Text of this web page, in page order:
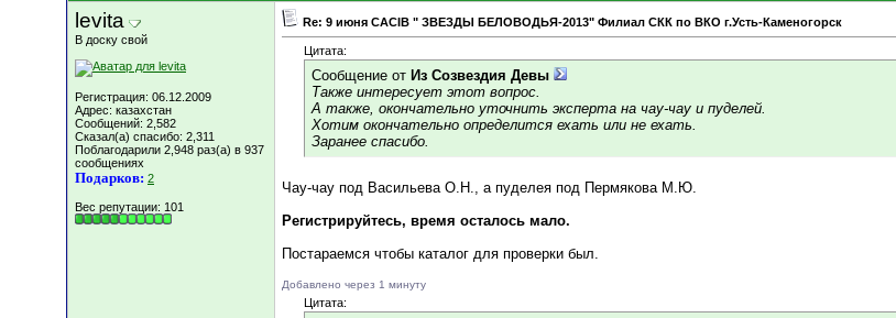
levita
В доску свой
Регистрация: 06.12.2009
Адрес: казахстан
Сообщений: 2,582
Сказал(а) спасибо: 2,311
Поблагодарили 2,948 раз(а) в 937
сообщениях
Подарков: 2
Вес репутации: 101
Re: 9 июня СACIB " ЗВЕЗДЫ БЕЛОВОДЬЯ-2013" Филиал СКК по ВКО г.Усть-Каменогорск
Цитата:
Сообщение от Из Созвездия Девы
Также интересует этот вопрос.
А также, окончательно уточнить эксперта на чау-чау и пуделей.
Хотим окончательно определится ехать или не ехать.
Заранее спасибо.
Чау-чау под Васильева О.Н., а пуделея под Пермякова М.Ю.
Регистрируйтесь, время осталось мало.
Постараемся чтобы каталог для проверки был.
Добавлено через 1 минуту
Цитата: